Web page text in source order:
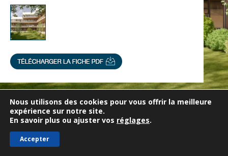
Nous utilisons des cookies pour vous offrir la meilleure
expérience sur notre site.
En savoir plus ou ajuster vos réglages.
Accepter